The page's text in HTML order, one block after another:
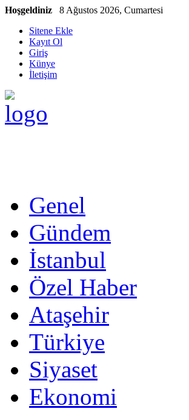
Hoşgeldiniz
8 Ağustos 2026, Cumartesi
Sitene Ekle
Kayıt Ol
Giriş
Künye
İletişim
Genel
Gündem
İstanbul
Özel Haber
Ataşehir
Türkiye
Siyaset
Ekonomi